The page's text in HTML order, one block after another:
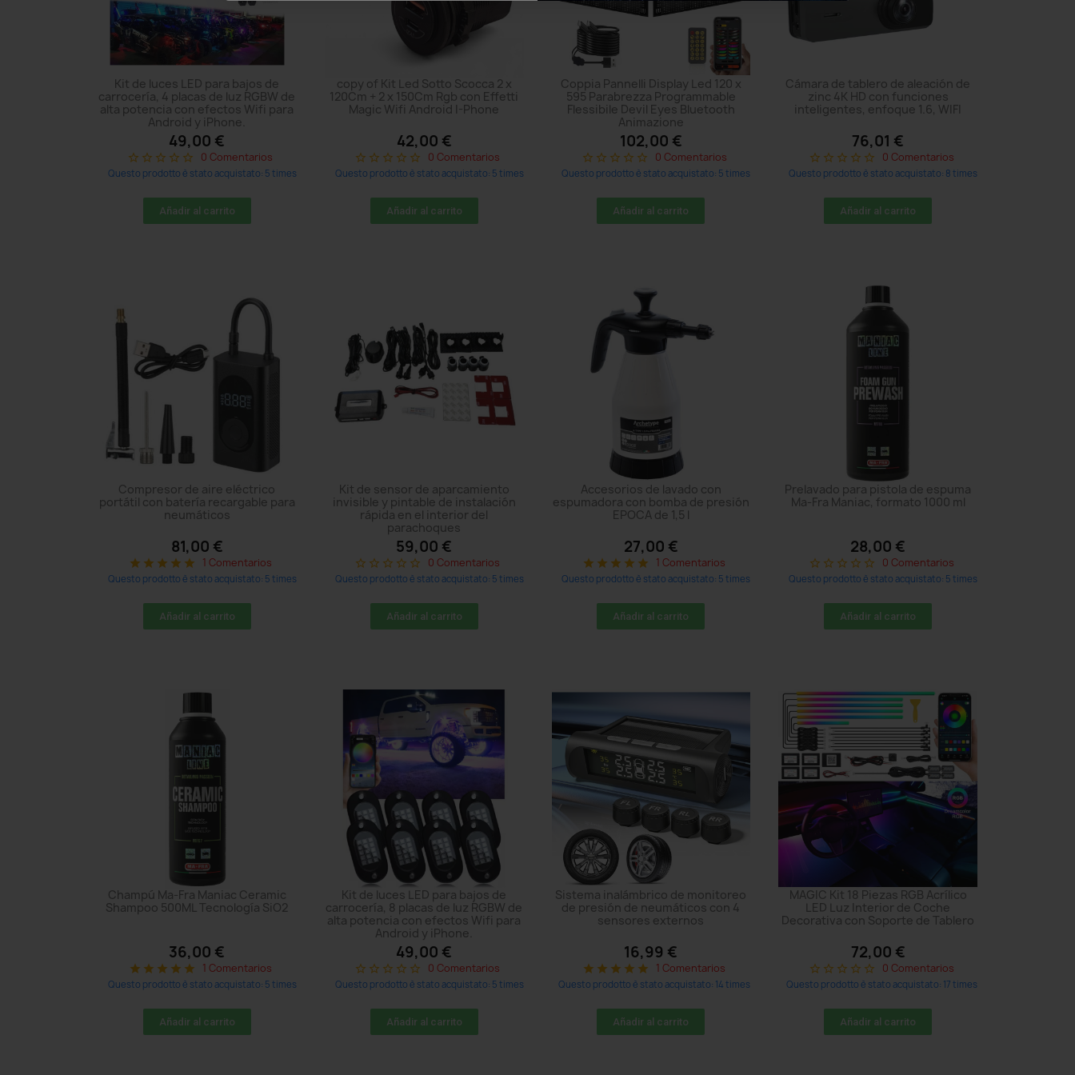
Kit de luces LED para bajos de
carrocería, 4 placas de luz RGBW de
alta potencia con efectos Wifi para
Android y iPhone.
49,00 €
star_border star_border star_border star_border star_border 0 Comentarios
Questo prodotto è stato acquistato: 5 times
Añadir al carrito
copy of Kit Led Sotto Scocca 2 x
120Cm + 2 x 150Cm Rgb con Effetti
Magic Wifi Android I-Phone
42,00 €
star_border star_border star_border star_border star_border 0 Comentarios
Questo prodotto è stato acquistato: 5 times
Añadir al carrito
Coppia Pannelli Display Led 120 x
595 Parabrezza Programmable
Flessibile Devil Eyes Bluetooth
Animazione
102,00 €
star_border star_border star_border star_border star_border 0 Comentarios
Questo prodotto è stato acquistato: 5 times
Añadir al carrito
Cámara de tablero de aleación de
zinc 4K HD con funciones
inteligentes, enfoque 1.6, WIFI
76,01 €
star_border star_border star_border star_border star_border 0 Comentarios
Questo prodotto è stato acquistato: 8 times
Añadir al carrito
Compresor de aire eléctrico
portátil con batería recargable para
neumáticos
81,00 €
star star star star star 1 Comentarios
Questo prodotto è stato acquistato: 5 times
Añadir al carrito
Kit de sensor de aparcamiento
invisible y pintable de instalación
rápida en el interior del
parachoques
59,00 €
star_border star_border star_border star_border star_border 0 Comentarios
Questo prodotto è stato acquistato: 5 times
Añadir al carrito
Accesorios de lavado con
espumadora con bomba de presión
EPOCA de 1,5 l
27,00 €
star star star star star 1 Comentarios
Questo prodotto è stato acquistato: 5 times
Añadir al carrito
Prelavado para pistola de espuma
Ma-Fra Maniac, formato 1000 ml
28,00 €
star_border star_border star_border star_border star_border 0 Comentarios
Questo prodotto è stato acquistato: 5 times
Añadir al carrito
Champú Ma-Fra Maniac Ceramic
Shampoo 500ML Tecnología SiO2
36,00 €
star star star star star 1 Comentarios
Questo prodotto è stato acquistato: 5 times
Añadir al carrito
Kit de luces LED para bajos de
carrocería, 8 placas de luz RGBW de
alta potencia con efectos Wifi para
Android y iPhone.
49,00 €
star_border star_border star_border star_border star_border 0 Comentarios
Questo prodotto è stato acquistato: 5 times
Añadir al carrito
Sistema inalámbrico de monitoreo
de presión de neumáticos con 4
sensores externos
16,99 €
star star star star star 1 Comentarios
Questo prodotto è stato acquistato: 14 times
Añadir al carrito
MAGIC Kit 18 Piezas RGB Acrílico
LED Luz Interior de Coche
Decorativa con Soporte de Tablero
72,00 €
star_border star_border star_border star_border star_border 0 Comentarios
Questo prodotto è stato acquistato: 17 times
Añadir al carrito